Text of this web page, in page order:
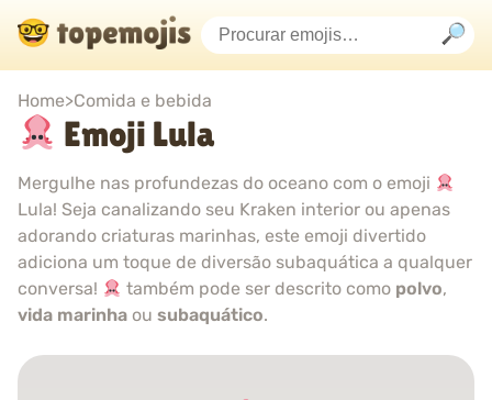
Home>Comida e bebida
Emoji Lula
Mergulhe nas profundezas do oceano com o emoji
Lula! Seja canalizando seu Kraken interior ou apenas
adorando criaturas marinhas, este emoji divertido
adiciona um toque de diversão subaquática a qualquer
conversa!
também pode ser descrito como polvo,
vida marinha ou subaquático.